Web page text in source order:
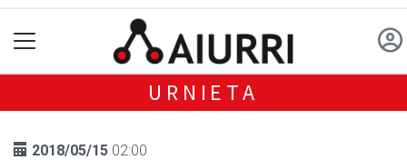
URNIETA
2018/05/15 02:00